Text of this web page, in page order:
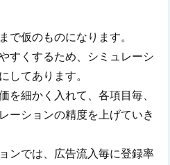
で仮のものになります。
すくするため、シミュレーシ
してあります。
を細かく入れて、各項目毎、
ーションの精度を上げていき
ンでは、広告流入毎に登録率